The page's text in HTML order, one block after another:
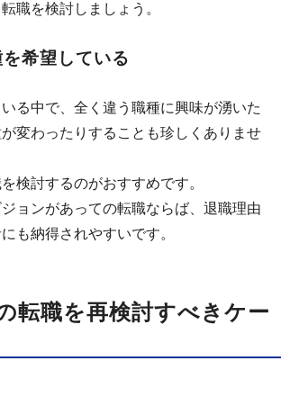
職を検討しましょう。
を希望している
る中で、全く違う職種に興味が湧いた
変わったりすることも珍しくありませ
検討するのがおすすめです。
ョンがあっての転職ならば、退職理由
も納得されやすいです。
転職を再検討すべきケー